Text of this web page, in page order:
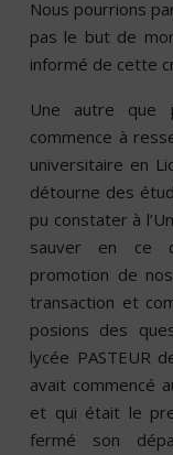
Nous pourrions
pas le but de
informé de cette
Une autre que
commence à
universitaire en
détourne des
pu constater à
sauver en ce
promotion de
transaction et
posions des
lycée PASTEUR
avait commencé
et qui était le
fermé son